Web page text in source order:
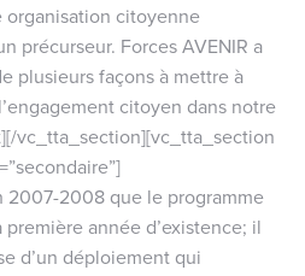
organisation citoyenne
précurseur. Forces AVENIR a
plusieurs façons à mettre à
citoyen dans notre
vc_tta_section][vc_tta_section
2007-2008 que le programme
année d’existence; il
d’un déploiement qui